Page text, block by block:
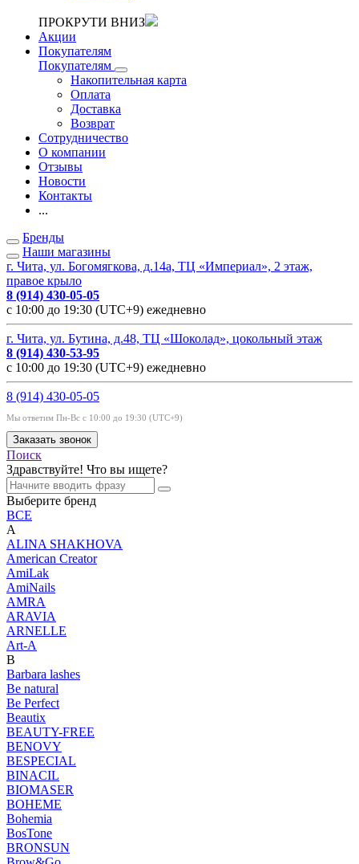
ПРОКРУТИ ВНИЗ
Акции
Покупателям
Покупателям
Накопительная карта
Оплата
Доставка
Возврат
Сотрудничество
О компании
Отзывы
Новости
Контакты
...
Бренды
Наши магазины
г. Чита, ул. Богомягкова, д.14а, ТЦ «Империал», 2 этаж,
правое крыло
8 (914) 430-05-05
с 10:00 до 19:30 (UTC+9) ежедневно
г. Чита, ул. Бутина, д.48, ТЦ «Шоколад», цокольный этаж
8 (914) 430-53-95
с 10:00 до 19:30 (UTC+9) ежедневно
8 (914) 430-05-05
Мы ответим Пн-Вс с 10:00 до 19:30 (UTC+9)
Заказать звонок
Поиск
Здравствуйте! Что вы ищете?
Выберите бренд
ВСЕ
A
ALINA SHAKHOVA
American Creator
AmiLak
AmiNails
AMRA
ARAVIA
ARNELLE
Art-A
B
Barbara lashes
Be natural
Be Perfect
Beautix
BEAUTY-FREE
BENOVY
BESPECIAL
BINACIL
BIOMASER
BOHEME
Bohemia
BosTone
BRONSUN